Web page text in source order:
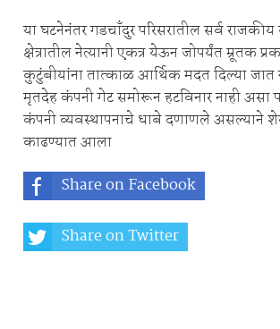
या घटनेनंतर गडचाँदुर परिसरातील सर्व
क्षेत्रातील नेत्यानी एकत्र येऊन जोपर्यंत म्रूतक
कुटुंबीयांना तात्काळ आर्थिक मदत दिल्या जात
मृतदेह कंपनी गेट समोरून हटविनार नाही असा
कंपनी व्यवस्थापनाचे धाबे दणाणले असल्याने
काढण्यात आला
Share on Facebook
Share on Twitter